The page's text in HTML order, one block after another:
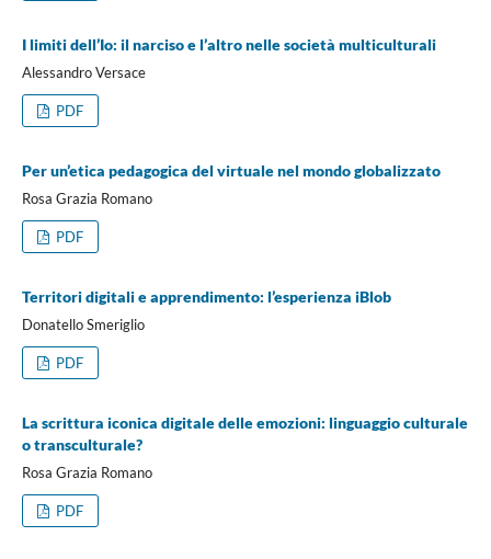
I limiti dell’Io: il narciso e l’altro nelle società multiculturali
Alessandro Versace
PDF
Per un’etica pedagogica del virtuale nel mondo globalizzato
Rosa Grazia Romano
PDF
Territori digitali e apprendimento: l’esperienza iBlob
Donatello Smeriglio
PDF
La scrittura iconica digitale delle emozioni: linguaggio culturale
o transculturale?
Rosa Grazia Romano
PDF